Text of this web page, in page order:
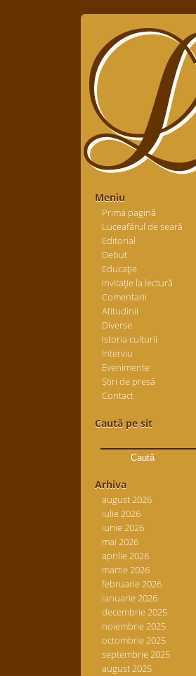
Meniu
Prima pagină
Luceafărul de seară
Editorial
Debut
Educaţie
Invitaţie la lectură
Comentarii
Atitudinii
Diverse
Istoria culturii
Interviu
Evenimente
Știri de presă
Contact
Caută pe sit
după:
Arhiva
august 2026
iulie 2026
iunie 2026
mai 2026
aprilie 2026
martie 2026
februarie 2026
ianuarie 2026
decembrie 2025
noiembrie 2025
octombrie 2025
septembrie 2025
august 2025